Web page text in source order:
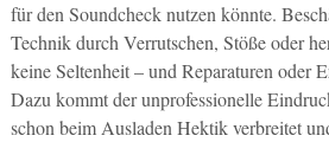
für den Soundcheck nutzen könnte.
Technik durch Verrutschen, Stöße oder
keine Seltenheit – und Reparaturen oder
Dazu kommt der unprofessionelle
schon beim Ausladen Hektik verbreitet